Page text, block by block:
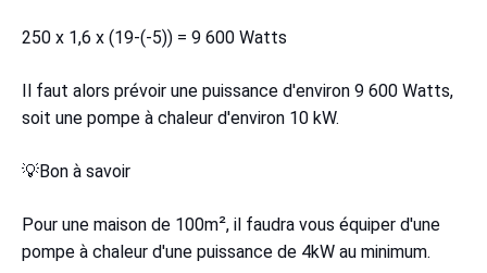
250 x 1,6 x (19-(-5)) = 9 600 Watts
Il faut alors prévoir une puissance d'environ 9 600 Watts,
soit une pompe à chaleur d'environ 10 kW.
💡Bon à savoir
Pour une maison de 100m², il faudra vous équiper d'une
pompe à chaleur d'une puissance de 4kW au minimum.